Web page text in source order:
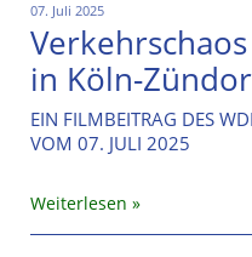
07. Juli 2025
in Köln-
EIN FILMBEITRAG DES
VOM 07. JULI 2025
Weiterlesen